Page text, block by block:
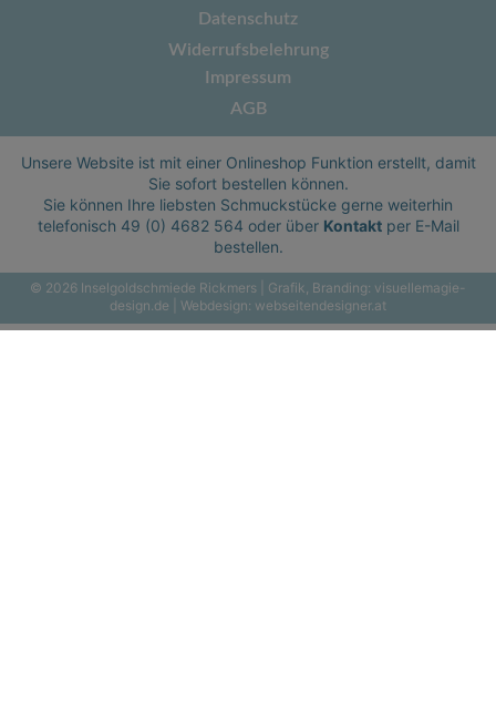
Datenschutz
Widerrufsbelehrung
Impressum
AGB
Unsere Website ist mit einer Onlineshop Funktion erstellt, damit
Sie sofort bestellen können.
Sie können Ihre liebsten Schmuckstücke gerne weiterhin
telefonisch 49 (0) 4682 564 oder über Kontaktper E-Mail
bestellen.
© 2026 Inselgoldschmiede Rickmers | Grafik, Branding: visuellemagie-
design.de | Webdesign: webseitendesigner.at